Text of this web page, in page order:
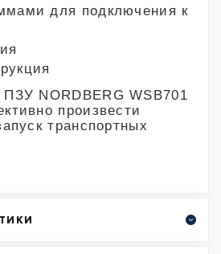
для подключения к
NORDBERG WSB701
произвести
транспортных